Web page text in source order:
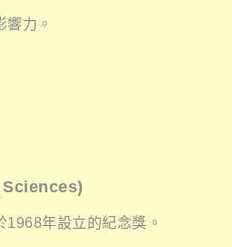
力。
Sciences)
年設立的紀念獎。